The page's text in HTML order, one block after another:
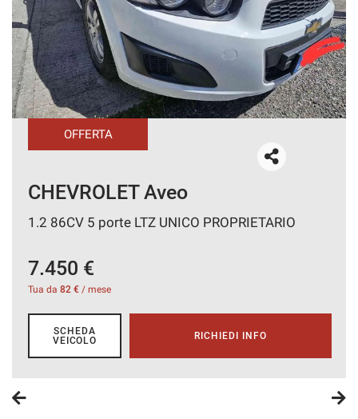
CONTATTI
AREA COMMERCIANTI
OFFERTA
CHEVROLET Aveo
1.2 86CV 5 porte LTZ UNICO PROPRIETARIO
7.450 €
Tua da 82 € / mese
SCHEDA
VEICOLO
RICHIEDI INFO